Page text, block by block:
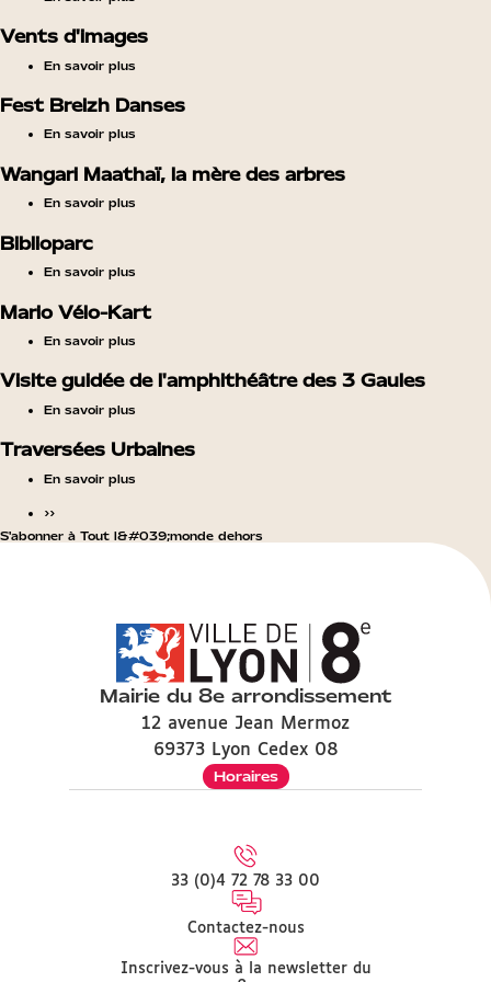
Vents d'images
En savoir plus
Fest Breizh Danses
En savoir plus
Wangari Maathaï, la mère des arbres
En savoir plus
Biblioparc
En savoir plus
Mario Vélo-Kart
En savoir plus
Visite guidée de l'amphithéâtre des 3 Gaules
En savoir plus
Traversées Urbaines
En savoir plus
››
S'abonner à Tout l&#039;monde dehors
Mairie du 8e arrondissement
12 avenue Jean Mermoz
69373 Lyon Cedex 08
Horaires
33 (0)4 72 78 33 00
Contactez-nous
Inscrivez-vous à la newsletter du